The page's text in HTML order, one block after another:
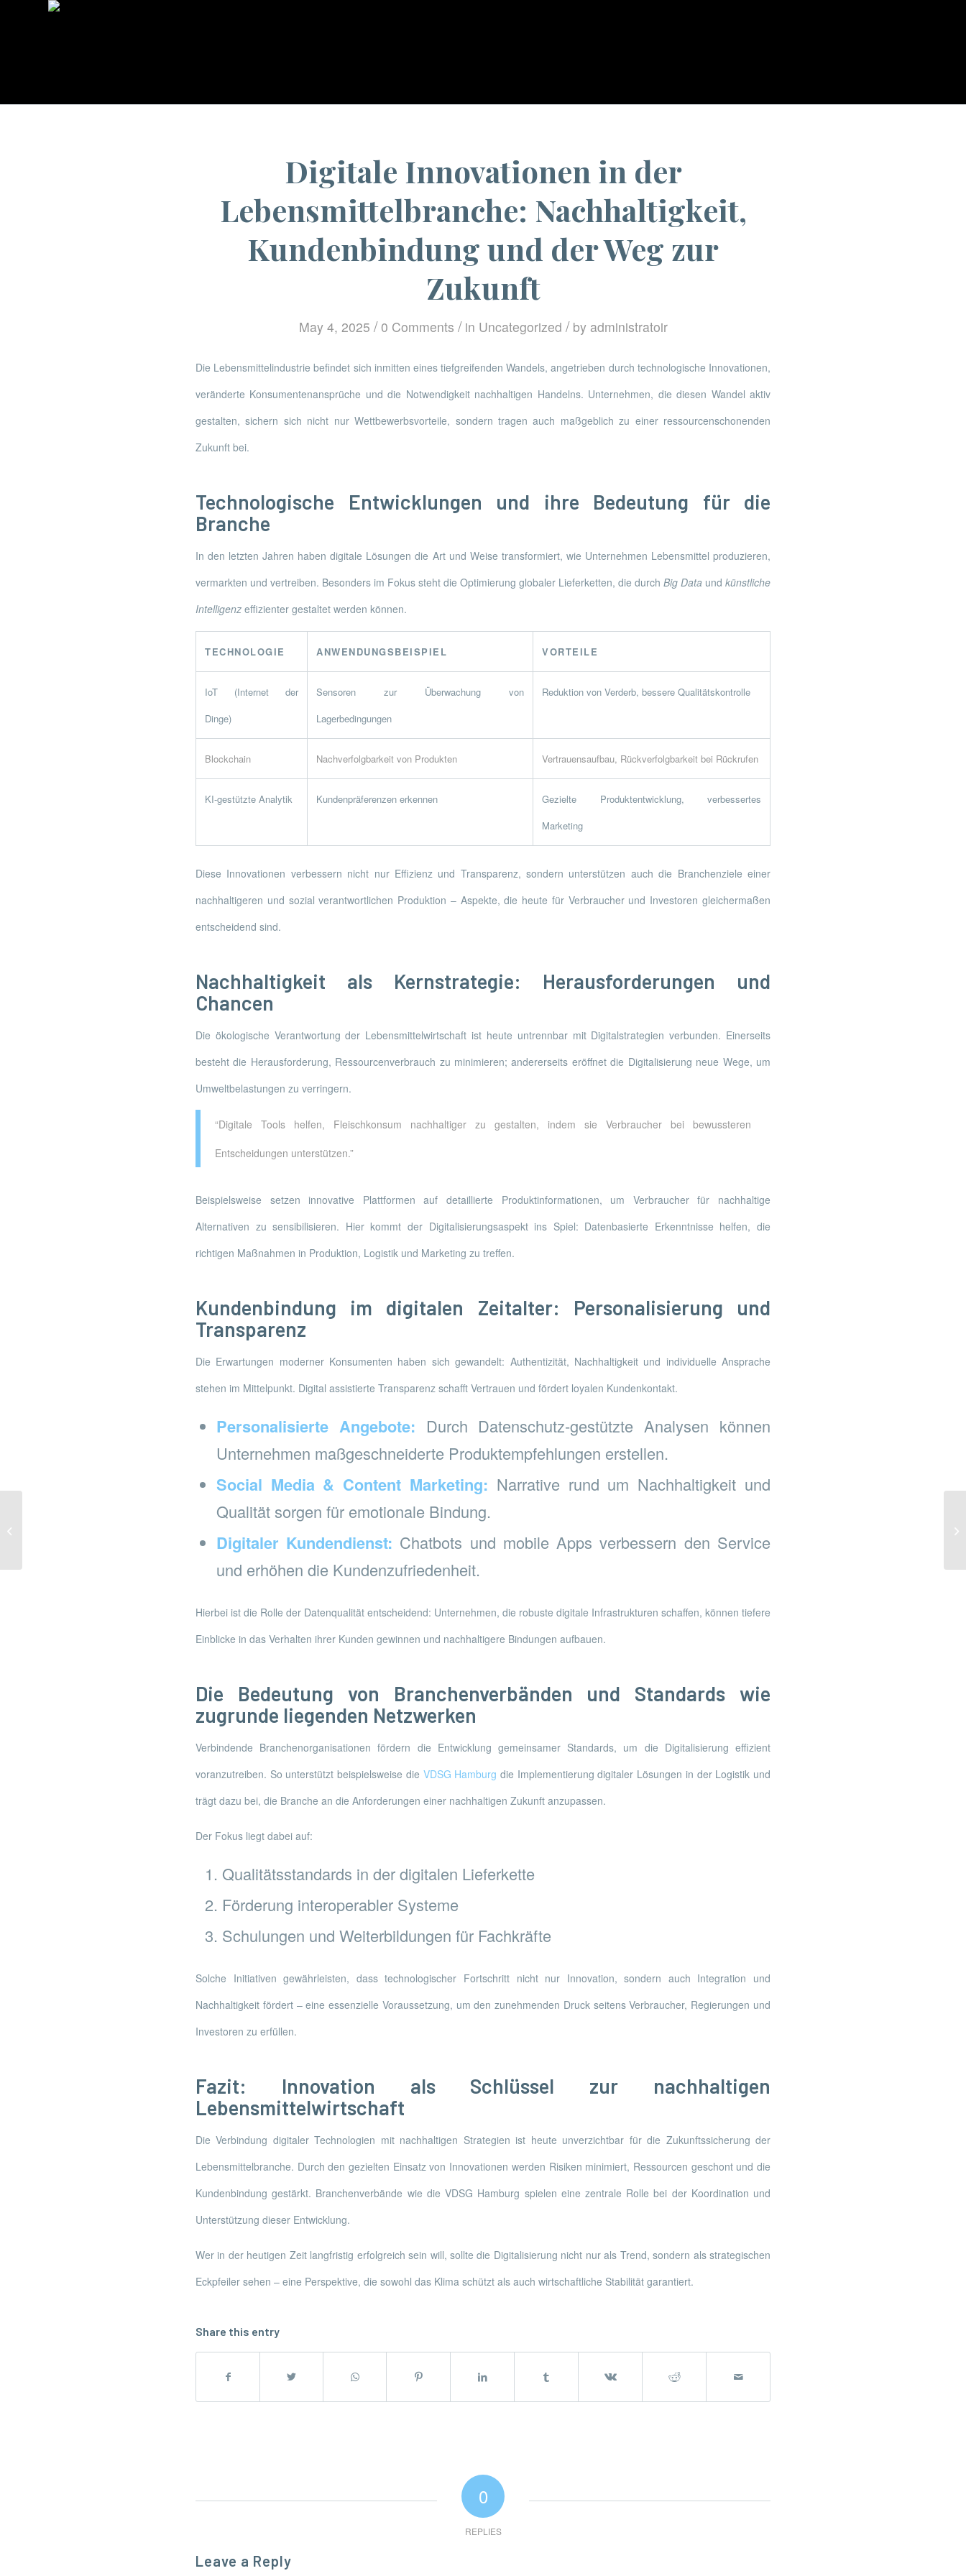
Digitale Innovationen in der
Lebensmittelbranche: Nachhaltigkeit,
Kundenbindung und der Weg zur
Zukunft
May 4, 2025 / 0 Comments / in Uncategorized / by administratoir
Die Lebensmittelindustrie befindet sich inmitten eines tiefgreifenden Wandels, angetrieben durch technologische Innovationen,
veränderte Konsumentenansprüche und die Notwendigkeit nachhaltigen Handelns. Unternehmen, die diesen Wandel aktiv
gestalten, sichern sich nicht nur Wettbewerbsvorteile, sondern tragen auch maßgeblich zu einer ressourcenschonenden
Zukunft bei.
Technologische Entwicklungen und ihre Bedeutung für die
Branche
In den letzten Jahren haben digitale Lösungen die Art und Weise transformiert, wie Unternehmen Lebensmittel produzieren,
vermarkten und vertreiben. Besonders im Fokus steht die Optimierung globaler Lieferketten, die durch Big Data und künstliche
Intelligenz effizienter gestaltet werden können.
TECHNOLOGIE ANWENDUNGSBEISPIEL VORTEILE
IoT (Internet der
Dinge)
Sensoren zur Überwachung von
Lagerbedingungen
Reduktion von Verderb, bessere Qualitätskontrolle
Blockchain Nachverfolgbarkeit von Produkten Vertrauensaufbau, Rückverfolgbarkeit bei Rückrufen
KI-gestützte Analytik Kundenpräferenzen erkennen
Gezielte Produktentwicklung, verbessertes
Marketing
Diese Innovationen verbessern nicht nur Effizienz und Transparenz, sondern unterstützen auch die Branchenziele einer
nachhaltigeren und sozial verantwortlichen Produktion – Aspekte, die heute für Verbraucher und Investoren gleichermaßen
entscheidend sind.
Nachhaltigkeit als Kernstrategie: Herausforderungen und
Chancen
Die ökologische Verantwortung der Lebensmittelwirtschaft ist heute untrennbar mit Digitalstrategien verbunden. Einerseits
besteht die Herausforderung, Ressourcenverbrauch zu minimieren; andererseits eröffnet die Digitalisierung neue Wege, um
Umweltbelastungen zu verringern.
“Digitale Tools helfen, Fleischkonsum nachhaltiger zu gestalten, indem sie Verbraucher bei bewussteren
Entscheidungen unterstützen.”
Beispielsweise setzen innovative Plattformen auf detaillierte Produktinformationen, um Verbraucher für nachhaltige
Alternativen zu sensibilisieren. Hier kommt der Digitalisierungsaspekt ins Spiel: Datenbasierte Erkenntnisse helfen, die
richtigen Maßnahmen in Produktion, Logistik und Marketing zu treffen.
Kundenbindung im digitalen Zeitalter: Personalisierung und
Transparenz
Die Erwartungen moderner Konsumenten haben sich gewandelt: Authentizität, Nachhaltigkeit und individuelle Ansprache
stehen im Mittelpunkt. Digital assistierte Transparenz schafft Vertrauen und fördert loyalen Kundenkontakt.
Personalisierte Angebote: Durch Datenschutz-gestützte Analysen können
Unternehmen maßgeschneiderte Produktempfehlungen erstellen.
Social Media & Content Marketing: Narrative rund um Nachhaltigkeit und
Qualität sorgen für emotionale Bindung.
Digitaler Kundendienst: Chatbots und mobile Apps verbessern den Service
und erhöhen die Kundenzufriedenheit.
Hierbei ist die Rolle der Datenqualität entscheidend: Unternehmen, die robuste digitale Infrastrukturen schaffen, können tiefere
Einblicke in das Verhalten ihrer Kunden gewinnen und nachhaltigere Bindungen aufbauen.
Die Bedeutung von Branchenverbänden und Standards wie
zugrunde liegenden Netzwerken
Verbindende Branchenorganisationen fördern die Entwicklung gemeinsamer Standards, um die Digitalisierung effizient
voranzutreiben. So unterstützt beispielsweise die VDSG Hamburg die Implementierung digitaler Lösungen in der Logistik und
trägt dazu bei, die Branche an die Anforderungen einer nachhaltigen Zukunft anzupassen.
Der Fokus liegt dabei auf:
Qualitätsstandards in der digitalen Lieferkette
Förderung interoperabler Systeme
Schulungen und Weiterbildungen für Fachkräfte
Solche Initiativen gewährleisten, dass technologischer Fortschritt nicht nur Innovation, sondern auch Integration und
Nachhaltigkeit fördert – eine essenzielle Voraussetzung, um den zunehmenden Druck seitens Verbraucher, Regierungen und
Investoren zu erfüllen.
Fazit: Innovation als Schlüssel zur nachhaltigen
Lebensmittelwirtschaft
Die Verbindung digitaler Technologien mit nachhaltigen Strategien ist heute unverzichtbar für die Zukunftssicherung der
Lebensmittelbranche. Durch den gezielten Einsatz von Innovationen werden Risiken minimiert, Ressourcen geschont und die
Kundenbindung gestärkt. Branchenverbände wie die VDSG Hamburg spielen eine zentrale Rolle bei der Koordination und
Unterstützung dieser Entwicklung.
Wer in der heutigen Zeit langfristig erfolgreich sein will, sollte die Digitalisierung nicht nur als Trend, sondern als strategischen
Eckpfeiler sehen – eine Perspektive, die sowohl das Klima schützt als auch wirtschaftliche Stabilität garantiert.
Share this entry
0
REPLIES
Leave a Reply